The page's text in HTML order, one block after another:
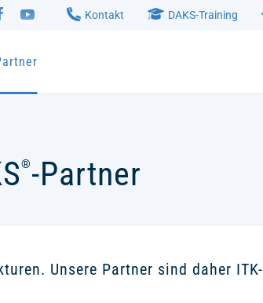
Kontakt DAKS-Training
®-Partner
Unsere Partner sind daher ITK-